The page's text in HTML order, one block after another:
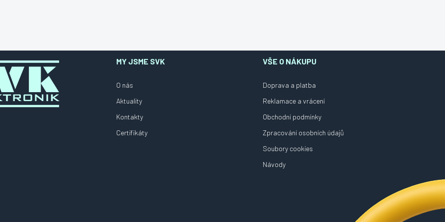
MY JSME SVK
O nás
Aktuality
Kontakty
Certifikáty
VŠE O NÁKUPU
Doprava a platba
Reklamace a vrácení
Obchodní podmínky
Zpracování osobních údajů
Soubory cookies
Návody